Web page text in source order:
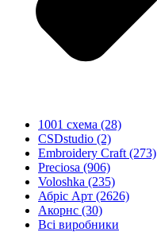
1001 схема (28)
CSDstudio (2)
Embroidery Craft (273)
Preciosa (906)
Voloshka (235)
Абріс Арт (2626)
Акорнс (30)
Всі виробники